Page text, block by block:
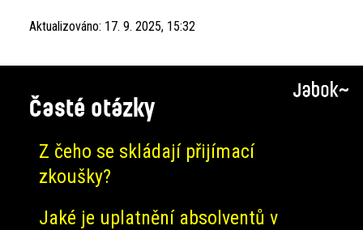
Aktualizováno: 17. 9. 2025, 15:32
Časté otázky
Z čeho se skládají přijímací
zkoušky?
Jaké je uplatnění absolventů v